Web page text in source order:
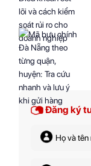
Đăng ký
Họ và